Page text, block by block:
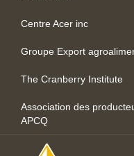
Centre Acer inc
Groupe Export
The Cranberry Institute
Association des
APCQ